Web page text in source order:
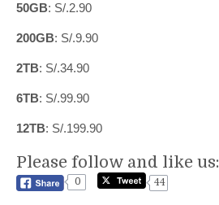
50GB: S/.2.90
200GB: S/.9.90
2TB: S/.34.90
6TB: S/.99.90
12TB: S/.199.90
Please follow and like us:
0
44